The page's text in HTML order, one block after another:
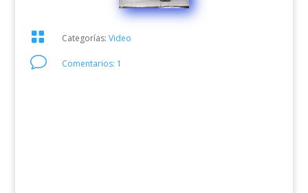
 Categorías: Video
v Comentarios: 1